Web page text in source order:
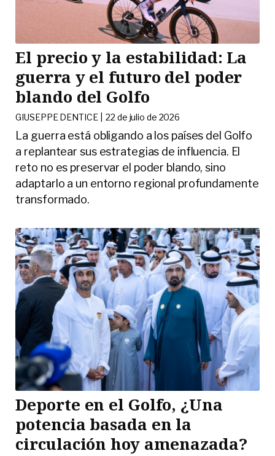
El precio y la estabilidad: La
guerra y el futuro del poder
blando del Golfo
GIUSEPPE DENTICE |22 de julio de 2026
La guerra está obligando a los países del Golfo
a replantear sus estrategias de influencia. El
reto no es preservar el poder blando, sino
adaptarlo a un entorno regional profundamente
transformado.
Deporte en el Golfo, ¿Una
potencia basada en la
circulación hoy amenazada?